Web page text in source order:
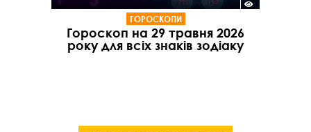
ГОРОСКОПИ
Гороскоп на 29 травня 2026
року для всіх знаків зодіаку